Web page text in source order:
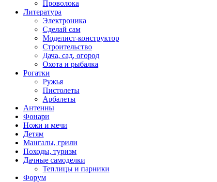
Проволока
Литература
Электроника
Сделай сам
Моделист-конструктор
Строительство
Дача, сад, огород
Охота и рыбалка
Рогатки
Ружья
Пистолеты
Арбалеты
Антенны
Фонари
Ножи и мечи
Детям
Мангалы, грили
Походы, туризм
Дачные самоделки
Теплицы и парники
Форум